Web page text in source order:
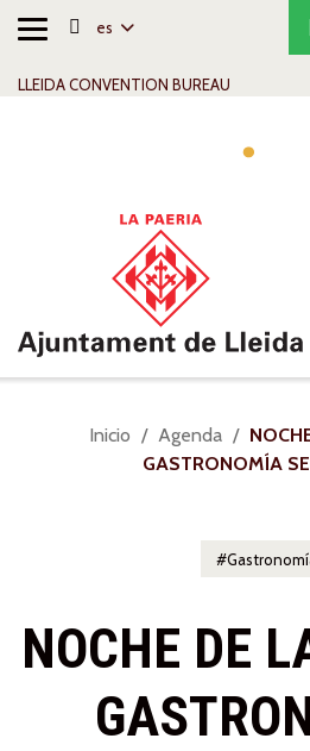
Alternar
es
LLEIDA CONVENTION BUREAU
Usted
Inicio Agenda
GASTRONOMÍA
NOCHE DE